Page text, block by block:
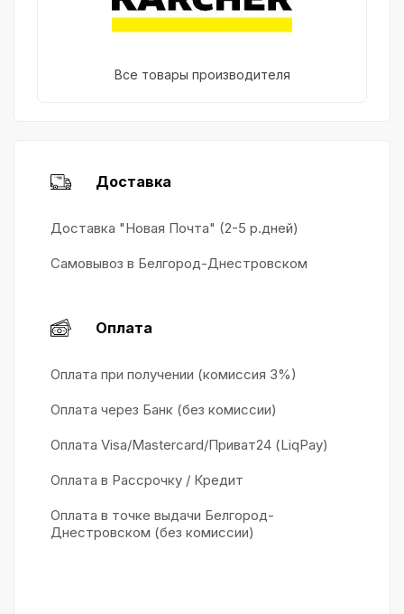
Все товары производителя
Доставка
Доставка "Новая Почта" (2-5 р.дней)
Самовывоз в Белгород-Днестровском
Оплата
Оплата при получении (комиссия 3%)
Оплата через Банк (без комиссии)
Оплата Visa/Mastercard/Приват24 (LiqPay)
Оплата в Рассрочку / Кредит
Оплата в точке выдачи Белгород-
Днестровском (без комиссии)